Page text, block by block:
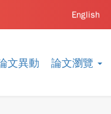
文異動 論文瀏覽
English